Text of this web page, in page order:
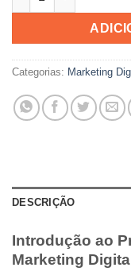
Categorias: Marketing
DESCRIÇÃO
Introdução ao
Marketing Digital